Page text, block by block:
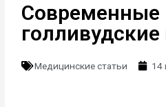
Современные
Медицинские статьи 14